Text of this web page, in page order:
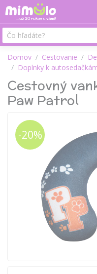
Domov Cestovanie
Doplnky k
Cestovný
Paw Patrol
-20%